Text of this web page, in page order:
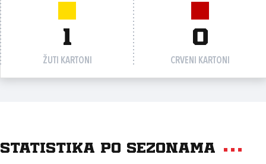
1
ŽUTI KARTONI
0
CRVENI KARTONI
Statistika po sezonama